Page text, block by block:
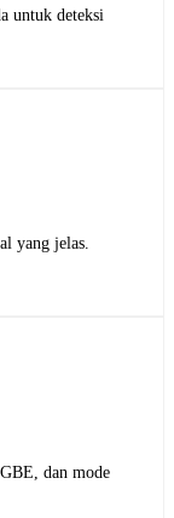
untuk deteksi
yang jelas.
dan mode